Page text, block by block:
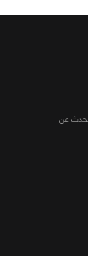
عن